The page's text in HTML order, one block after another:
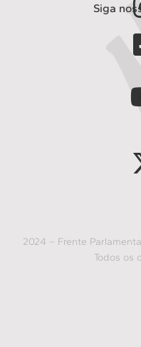
Siga
2024 – Frente
Todos os